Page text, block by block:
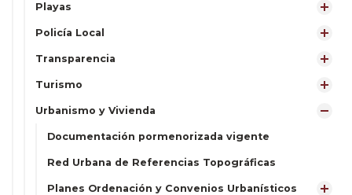
Playas
Policía Local
Transparencia
Turismo
Urbanismo y Vivienda
Documentación pormenorizada vigente
Red Urbana de Referencias Topográficas
Planes Ordenación y Convenios Urbanísticos